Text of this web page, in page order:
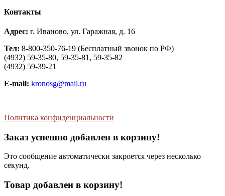
Контакты
Адрес: г. Иваново, ул. Гаражная, д. 16
Тел: 8-800-350-76-19 (Бесплатный звонок по РФ)
(4932) 59-35-80, 59-35-81, 59-35-82
(4932) 59-39-21
E-mail: kronosg@mail.ru
Политика конфиденциальности
Заказ успешно добавлен в корзину!
Это сообщение автоматически закроется через несколько
секунд.
Товар добавлен в корзину!